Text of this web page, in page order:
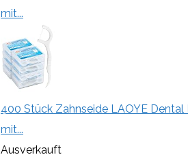
mit...
400 Stück Zahnseide LAOYE
mit...
Ausverkauft